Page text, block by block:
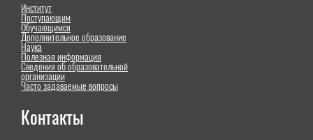
Институт
Поступающим
Обучающимся
Дополнительное образование
Наука
Полезная информация
Сведения об образовательной
организации
Часто задаваемые вопросы
Контакты